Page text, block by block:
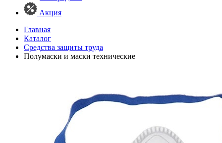
Акция
Главная
Каталог
Средства защиты труда
Полумаски и маски технические